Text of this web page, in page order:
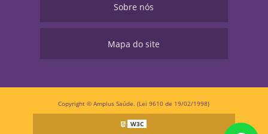
Sobre nós
Mapa do site
Copyright © Amplus Saúde. (Lei 9610 de 19/02/1998)
W3C